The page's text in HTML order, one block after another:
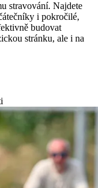
stravování. Najdete
i pokročilé,
budovat
stránku, ale i na